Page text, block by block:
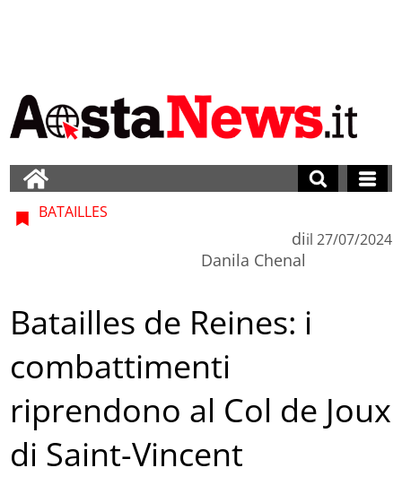
BATAILLES
di
Danila Chenal
il 27/07/2024
Batailles de Reines: i
combattimenti
riprendono al Col de Joux
di Saint-Vincent